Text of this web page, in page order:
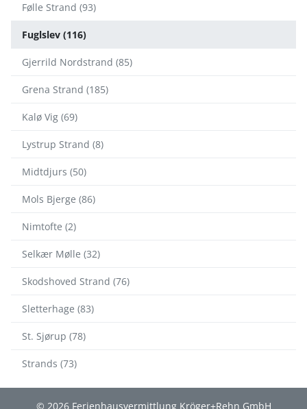
Følle Strand (93)
Fuglslev (116)
Gjerrild Nordstrand (85)
Grena Strand (185)
Kalø Vig (69)
Lystrup Strand (8)
Midtdjurs (50)
Mols Bjerge (86)
Nimtofte (2)
Selkær Mølle (32)
Skodshoved Strand (76)
Sletterhage (83)
St. Sjørup (78)
Strands (73)
© 2026 Ferienhausvermittlung Kröger+Rehn GmbH